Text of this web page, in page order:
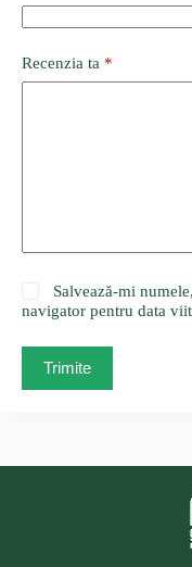
Recenzia ta *
Salvează-mi
navigator pentru data
Trimite